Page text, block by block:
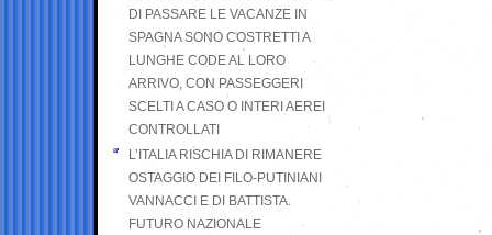
DI PASSARE LE VACANZE IN
SPAGNA SONO COSTRETTI A
LUNGHE CODE AL LORO
ARRIVO, CON PASSEGGERI
SCELTI A CASO O INTERI AEREI
CONTROLLATI
L’ITALIA RISCHIA DI RIMANERE
OSTAGGIO DEI FILO-PUTINIANI
VANNACCI E DI BATTISTA.
FUTURO NAZIONALE